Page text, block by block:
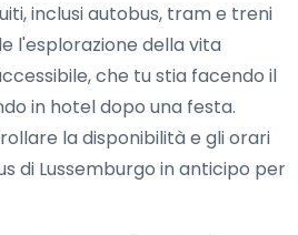
inclusi autobus, tram e treni
l'esplorazione della vita
che tu stia facendo il
in hotel dopo una festa.
la disponibilità e gli orari
di Lussemburgo in anticipo per